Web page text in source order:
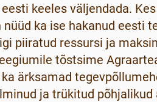
keeles väljendada.
ka ise hakanud eesti
piiratud ressursi ja
tõstsime
ärksamad
ja trükitud